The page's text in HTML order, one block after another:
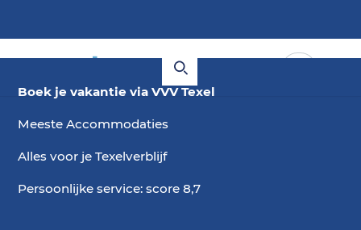
Boek je vakantie via VVV Texel
Meeste Accommodaties
Alles voor je Texelverblijf
Persoonlijke service: score 8,7